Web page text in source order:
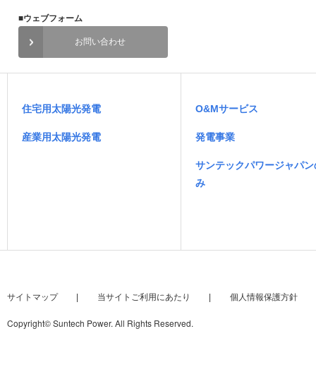
■ウェブフォーム
お問い合わせ
住宅用太陽光発電
産業用太陽光発電
O&Mサービス
発電事業
サンテックパワージャパン
み
サイトマップ 当サイトご利用にあたり 個人情報保護方針
Copyright©Suntech Power. All Rights Reserved.